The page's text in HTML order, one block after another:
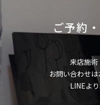
ご予約
来店施術
お問い合わせは
LINEよ